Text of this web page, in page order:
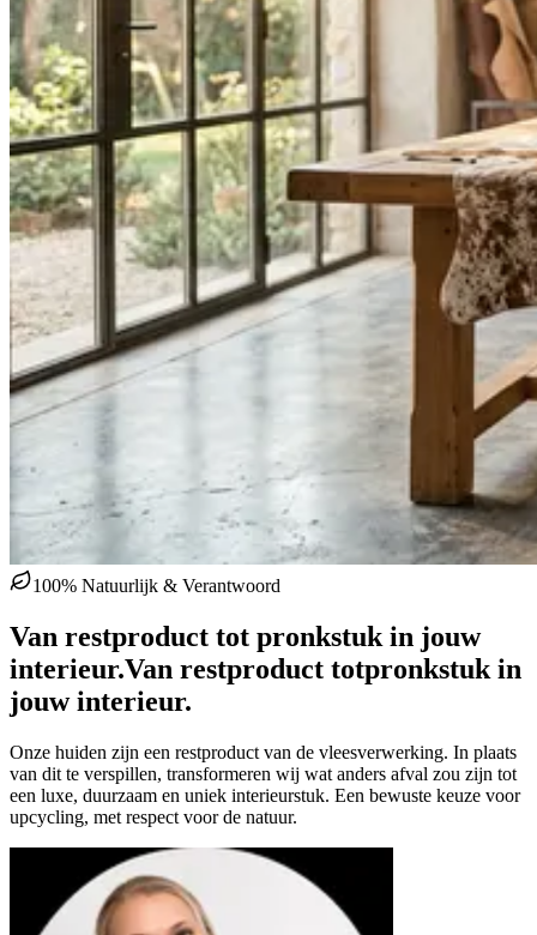
100% Natuurlijk & Verantwoord
Van restproduct tot pronkstuk in jouw
interieur.Van restproduct totpronkstuk in
jouw interieur.
Onze huiden zijn een restproduct van de vleesverwerking. In plaats
van dit te verspillen, transformeren wij wat anders afval zou zijn tot
een luxe, duurzaam en uniek interieurstuk. Een bewuste keuze voor
upcycling, met respect voor de natuur.